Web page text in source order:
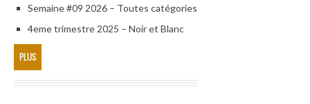
Semaine #09 2026 – Toutes catégories
4eme trimestre 2025 – Noir et Blanc
PLUS